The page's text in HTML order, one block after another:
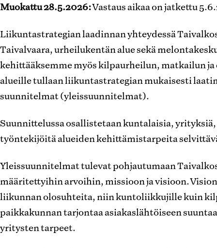
Muokattu 28.5.2026:Vastaus aikaa on jatkettu
Liikuntastrategian laadinnan yhteydessä
Taivalvaara, urheilukentän alue sekä
kehittääksemme myös kilpaurheilun, matkailun
alueille tullaan liikuntastrategian mukaisesti
suunnitelmat (yleissuunnitelmat).
Suunnittelussa osallistetaan kuntalaisia,
työntekijöitä alueiden kehittämistarpeita
Yleissuunnitelmat tulevat pohjautumaan
määritettyihin arvoihin, missioon ja visioon.
liikunnan olosuhteita, niin kuntoliikkujille kuin
paikkakunnan tarjontaa asiakaslähtöiseen
yritysten tarpeet.